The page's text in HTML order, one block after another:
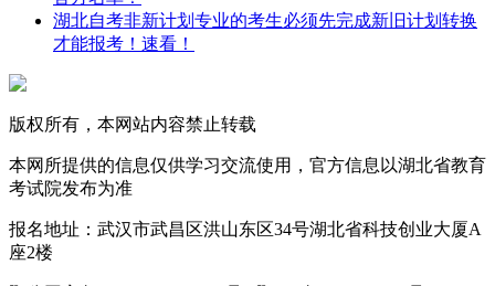
湖北自考非新计划专业的考生必须先完成新旧计划转换
才能报考！速看！
版权所有，本网站内容禁止转载
本网所提供的信息仅供学习交流使用，官方信息以湖北省教育
考试院发布为准
报名地址：武汉市武昌区洪山东区34号湖北省科技创业大厦A
座2楼